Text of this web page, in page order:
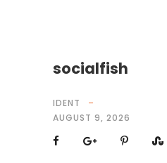
socialfish
IDENT
AUGUST 9, 2026